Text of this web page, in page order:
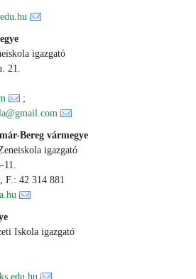
igazgató
21.
;
Bereg vármegye
igazgató
F.: 42 314 881
Iskola igazgató